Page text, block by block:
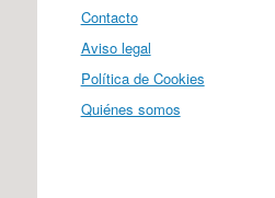
Contacto
Aviso legal
Política de Cookies
Quiénes somos